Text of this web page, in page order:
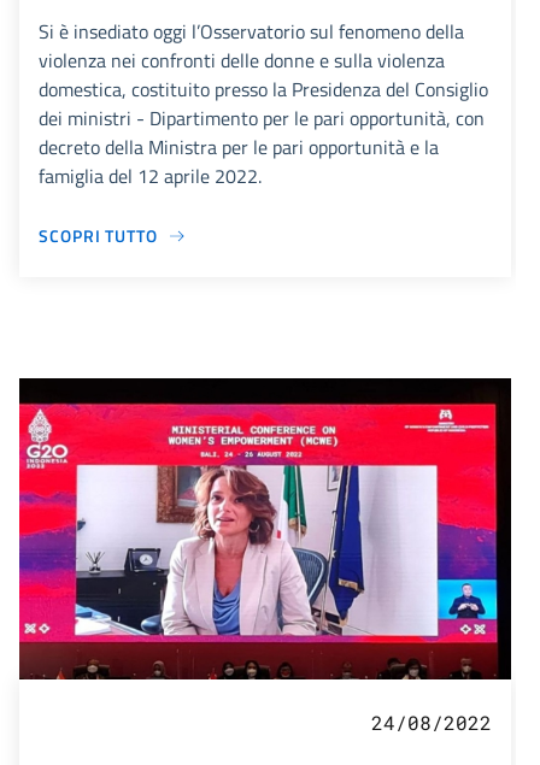
Si è insediato oggi l’Osservatorio sul fenomeno della
violenza nei confronti delle donne e sulla violenza
domestica, costituito presso la Presidenza del Consiglio
dei ministri - Dipartimento per le pari opportunità, con
decreto della Ministra per le pari opportunità e la
famiglia del 12 aprile 2022.
SCOPRI TUTTO
24/08/2022